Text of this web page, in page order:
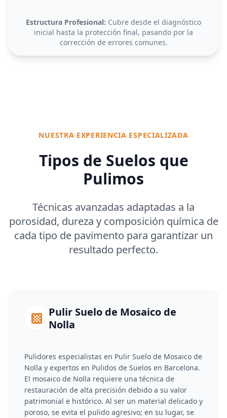
Estructura Profesional: Cubre desde el diagnóstico
inicial hasta la protección final, pasando por la
corrección de errores comunes.
NUESTRA EXPERIENCIA ESPECIALIZADA
Tipos de Suelos que
Pulimos
Técnicas avanzadas adaptadas a la
porosidad, dureza y composición química de
cada tipo de pavimento para garantizar un
resultado perfecto.
Pulir Suelo de Mosaico de
Nolla
Pulidores especialistas en Pulir Suelo de Mosaico de
Nolla y expertos en Pulidos de Suelos en Barcelona.
El mosaico de Nolla requiere una técnica de
restauración de alta precisión debido a su valor
patrimonial e histórico. Al ser un material delicado y
poroso, se evita el pulido agresivo; en su lugar, se